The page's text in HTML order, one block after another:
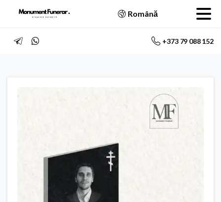
Română
+373 79 088 152